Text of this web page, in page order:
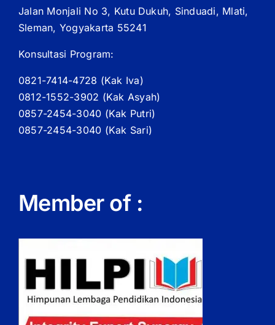
Jalan Monjali No 3, Kutu Dukuh, Sinduadi, Mlati,
Sleman, Yogyakarta 55241
Konsultasi Program:
0821-7414-4728 (Kak Iva)
0812-1552-3902 (Kak Asyah)
0857-2454-3040 (Kak Putri)
0857-2454-3040 (Kak Sari)
Member of :